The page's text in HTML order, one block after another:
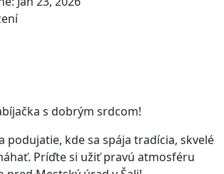
podujatie, kde sa spája tradícia, skvelé
Príďte si užiť pravú atmosféru